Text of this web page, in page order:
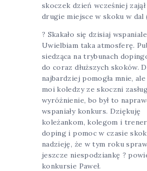
skoczek dzień wcześniej
drugie miejsce w skoku w dal
? Skakało się dzisiaj
Uwielbiam taka atmosferę.
siedząca na trybunach
do coraz dłuższych skoków.
najbardziej pomogła mnie,
moi koledzy ze skoczni
wyróżnienie, bo był to
wspaniały konkurs. Dziękuję
koleżankom, kolegom i
doping i pomoc w czasie
nadzieję, że w tym roku
jeszcze niespodziankę ?
konkursie Paweł.